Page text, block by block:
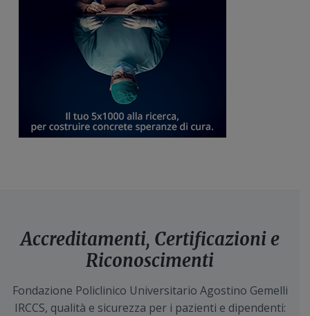
Accreditamenti, Certificazioni e
Riconoscimenti
Fondazione Policlinico Universitario Agostino Gemelli
IRCCS, qualità e sicurezza per i pazienti e dipendenti: